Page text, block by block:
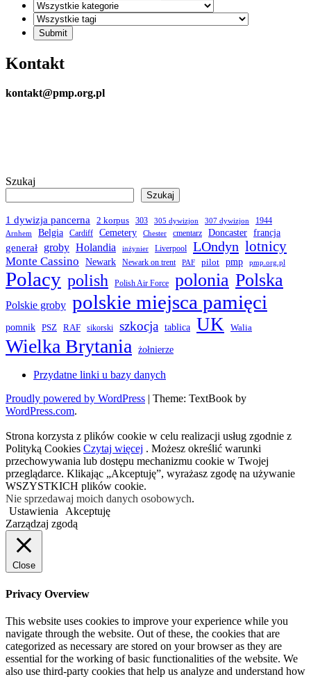
Kontakt
kontakt@pmp.org.pl
Szukaj
Szukaj
1 dywizja pancerna 2 korpus 303 305 dywizjon 307 dywizjon 1944
Arnhem Belgia Cardiff Cemetery Chester cmentarz Doncaster francja
generał
groby Holandia inżynier Liverpool LOndyn lotnicy
Monte Cassino Newark Newark on trent PAF pilot pmp pmp.org.pl
Polacy polish Polish Air Force polonia Polska
Polskie groby polskie miejsca pamięci
pomnik PSZ RAF sikorski szkocja tablica UK Walia
Wielka Brytania żołnierze
Przydatne linki u bazy danych
Proudly powered by WordPress | Theme: TextBook by
WordPress.com.
Strona korzysta z plików cookie w celu realizacji usług zgodnie z
Polityką Cookies Czytaj więcej . Możesz określić warunki
przechowywania lub dostępu mechanizmu cookie w Twojej
przeglądarce. Klikając „Akceptuję”, wyrażasz zgodę na używanie
WSZYSTKICH plików cookie.
Nie sprzedawaj moich danych osobowych.
Ustawienia
Akceptuję
Zarządzaj zgodą
Close
Privacy Overview
This website uses cookies to improve your experience while you
navigate through the website. Out of these, the cookies that are
categorized as necessary are stored on your browser as they are
essential for the working of basic functionalities of the website. We
also use third-party cookies that help us analyze and understand how